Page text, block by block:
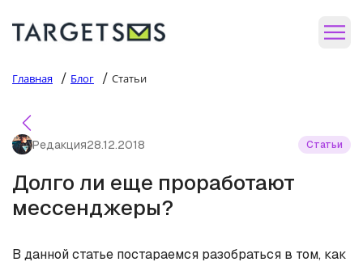
Главная / Блог / Статьи
Редакция28.12.2018 Статьи
Долго ли еще проработают
мессенджеры?
В данной статье постараемся разобраться в том, как